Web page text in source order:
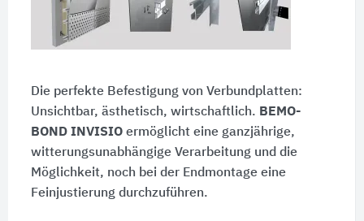
Die perfekte Befestigung von Verbundplatten:
Unsichtbar, ästhetisch, wirtschaftlich. BEMO-
BOND INVISIOermöglicht eine ganzjährige,
witterungsunabhängige Verarbeitung und die
Möglichkeit, noch bei der Endmontage eine
Feinjustierung durchzuführen.